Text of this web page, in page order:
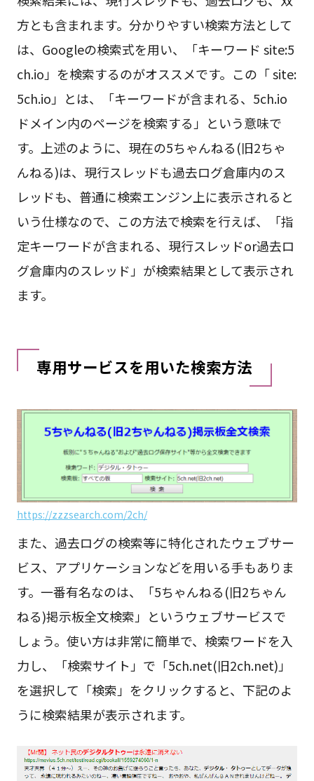
方とも含まれます。分かりやすい検索方法として
は、Googleの検索式を用い、「キーワード site:5
ch.io」を検索するのがオススメです。この「 site:
5ch.io」とは、「キーワードが含まれる、5ch.io
ドメイン内のページを検索する」という意味で
す。上述のように、現在の5ちゃんねる(旧2ちゃ
んねる)は、現行スレッドも過去ログ倉庫内のス
レッドも、普通に検索エンジン上に表示されると
いう仕様なので、この方法で検索を行えば、「指
定キーワードが含まれる、現行スレッドor過去ロ
グ倉庫内のスレッド」が検索結果として表示され
ます。
専用サービスを用いた検索方法
https://zzzsearch.com/2ch/
また、過去ログの検索等に特化されたウェブサー
ビス、アプリケーションなどを用いる手もありま
す。一番有名なのは、「5ちゃんねる(旧2ちゃん
ねる)掲示板全文検索」というウェブサービスで
しょう。使い方は非常に簡単で、検索ワードを入
力し、「検索サイト」で「5ch.net(旧2ch.net)」
を選択して「検索」をクリックすると、下記のよ
うに検索結果が表示されます。